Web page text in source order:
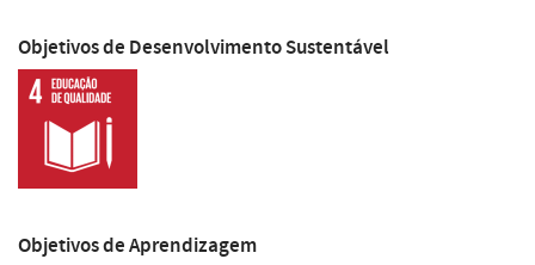
Objetivos de Desenvolvimento Sustentável
Objetivos de Aprendizagem